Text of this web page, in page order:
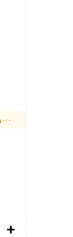
【Christophe Robin Paris】